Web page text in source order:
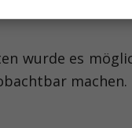
wurde es
machen.